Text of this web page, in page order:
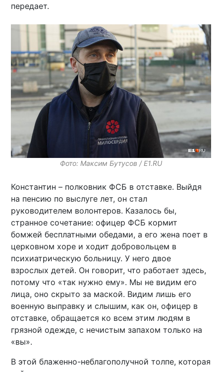
передает.
Фото: Максим Бутусов / E1.RU
Константин – полковник ФСБ в отставке. Выйдя
на пенсию по выслуге лет, он стал
руководителем волонтеров. Казалось бы,
странное сочетание: офицер ФСБ кормит
бомжей бесплатными обедами, а его жена поет в
церковном хоре и ходит добровольцем в
психиатрическую больницу. У него двое
взрослых детей. Он говорит, что работает здесь,
потому что «так нужно ему». Мы не видим его
лица, оно скрыто за маской. Видим лишь его
военную выправку и слышим, как он, офицер в
отставке, обращается ко всем этим людям в
грязной одежде, с нечистым запахом только на
«вы».
В этой блаженно-неблагополучной толпе, которая